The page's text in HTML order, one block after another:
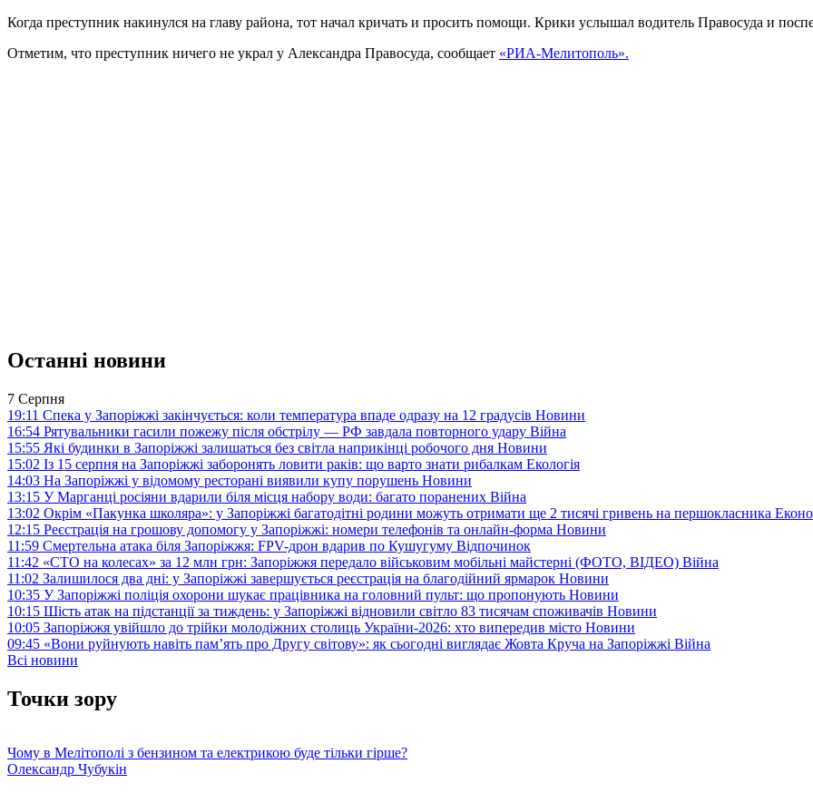
Когда преступник накинулся на главу района, тот начал кричать и просить помощи. Крики услышал водитель Правосуда и
Отметим, что преступник ничего не украл у Александра Правосуда, сообщает «РИА-Мелитополь».
Останні новини
7 Серпня
19:11 Спека у Запоріжжі закінчується: коли температура впаде одразу на 12 градусів Новини
16:54 Рятувальники гасили пожежу після обстрілу — РФ завдала повторного удару Війна
15:55 Які будинки в Запоріжжі залишаться без світла наприкінці робочого дня Новини
15:02 Із 15 серпня на Запоріжжі заборонять ловити раків: що варто знати рибалкам Екологія
14:03 На Запоріжжі у відомому ресторані виявили купу порушень Новини
13:15 У Марганці росіяни вдарили біля місця набору води: багато поранених Війна
13:02 Окрім «Пакунка школяра»: у Запоріжжі багатодітні родини можуть отримати ще 2 тисячі гривень на першокласника
12:15 Реєстрація на грошову допомогу у Запоріжжі: номери телефонів та онлайн-форма Новини
11:59 Смертельна атака біля Запоріжжя: FPV-дрон вдарив по Кушугуму Відпочинок
11:42 «СТО на колесах» за 12 млн грн: Запоріжжя передало військовим мобільні майстерні (ФОТО, ВІДЕО) Війна
11:02 Залишилося два дні: у Запоріжжі завершується реєстрація на благодійний ярмарок Новини
10:35 У Запоріжжі поліція охорони шукає працівника на головний пульт: що пропонують Новини
10:15 Шість атак на підстанції за тиждень: у Запоріжжі відновили світло 83 тисячам споживачів Новини
10:05 Запоріжжя увійшло до трійки молодіжних столиць України-2026: хто випередив місто Новини
09:45 «Вони руйнують навіть пам’ять про Другу світову»: як сьогодні виглядає Жовта Круча на Запоріжжі Війна
Всі новини
Точки зору
Чому в Мелітополі з бензином та електрикою буде тільки гірше?
Олександр Чубукін